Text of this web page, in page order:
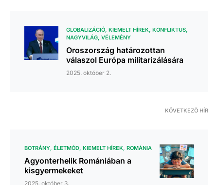
GLOBALIZÁCIÓ KIEMELT HÍREK KONFLIKTUS
NAGYVILÁG VÉLEMÉNY
Oroszország határozottan
válaszol Európa militarizálására
2025. október 2.
KÖVETKEZŐ HÍR
BOTRÁNY ÉLETMÓD KIEMELT HÍREK ROMÁNIA
Agyonterhelik Romániában a
kisgyermekeket
2025. október 3.